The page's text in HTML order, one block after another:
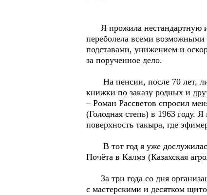
Я прожила нестандартную и
переболела всеми возможными
подставами, унижением и
за порученное дело.
На пенсии, после 70 лет,
книжки по заказу родных и
– Роман Рассветов спросил
(Голодная степь) в 1963
поверхность такыра, где
В тот год я уже
Почёта в Калмэ (Казахская
За три года со дня
с мастерскими и десятком